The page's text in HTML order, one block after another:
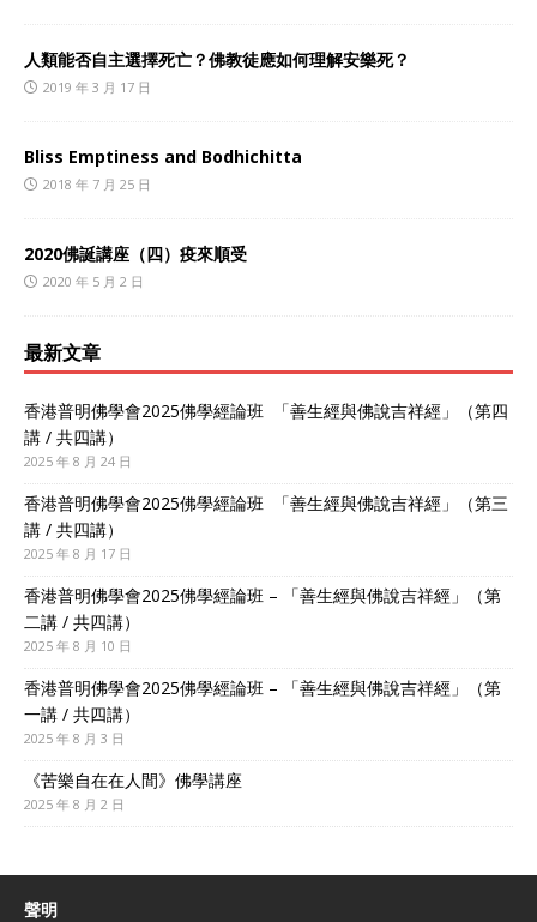
人類能否自主選擇死亡？佛教徒應如何理解安樂死？
2019 年 3 月 17 日
Bliss Emptiness and Bodhichitta
2018 年 7 月 25 日
2020佛誕講座（四）疫來順受
2020 年 5 月 2 日
最新文章
香港普明佛學會2025佛學經論班 「善生經與佛說吉祥經」（第四
講 / 共四講）
2025 年 8 月 24 日
香港普明佛學會2025佛學經論班 「善生經與佛說吉祥經」（第三
講 / 共四講）
2025 年 8 月 17 日
香港普明佛學會2025佛學經論班 – 「善生經與佛說吉祥經」（第
二講 / 共四講）
2025 年 8 月 10 日
香港普明佛學會2025佛學經論班 – 「善生經與佛說吉祥經」（第
一講 / 共四講）
2025 年 8 月 3 日
《苦樂自在在人間》佛學講座
2025 年 8 月 2 日
聲明